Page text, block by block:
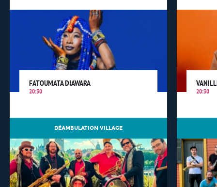
FATOUMATA DIAWARA
20:30
DÉAMBULATION VILLAGE
20:30